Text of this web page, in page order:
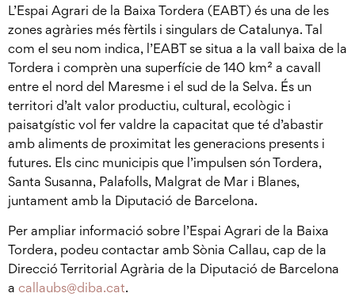
L’Espai Agrari de la Baixa Tordera (EABT) és una de les
zones agràries més fèrtils i singulars de Catalunya. Tal
com el seu nom indica, l’EABT se situa a la vall baixa de la
Tordera i comprèn una superfície de 140 km² a cavall
entre el nord del Maresme i el sud de la Selva. És un
territori d’alt valor productiu, cultural, ecològic i
paisatgístic vol fer valdre la capacitat que té d’abastir
amb aliments de proximitat les generacions presents i
futures. Els cinc municipis que l’impulsen són Tordera,
Santa Susanna, Palafolls, Malgrat de Mar i Blanes,
juntament amb la Diputació de Barcelona.
Per ampliar informació sobre l’Espai Agrari de la Baixa
Tordera, podeu contactar amb Sònia Callau, cap de la
Direcció Territorial Agrària de la Diputació de Barcelona
a callaubs@diba.cat.